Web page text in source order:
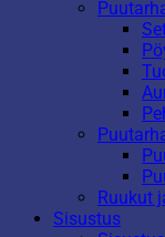
Ruukut
Sisustus